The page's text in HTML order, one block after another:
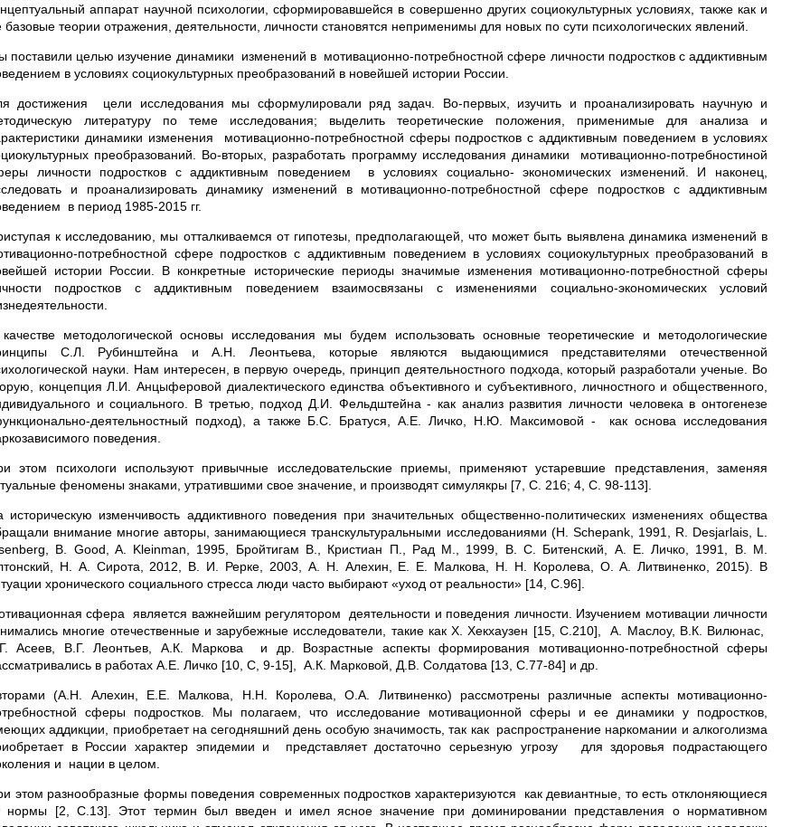
аппарат научной психологии, сформировавшейся в совершенно других социокультурных условиях, также как и
базовые теории отражения, деятельности, личности становятся неприменимы для новых по сути психологических явлений.
поставили целью изучение динамики изменений в мотивационно-потребностной сфере личности подростков с аддиктивным
в условиях социокультурных преобразований в новейшей истории России.
достижения цели исследования мы сформулировали ряд задач. Во-первых, изучить и проанализировать научную и
литературу по теме исследования; выделить теоретические положения, применимые для анализа и
динамики изменения мотивационно-потребностной сферы подростков с аддиктивным поведением в условиях
преобразований. Во-вторых, разработать программу исследования динамики мотивационно-потребностиной
личности подростков с аддиктивным поведением в условиях социально- экономических изменений. И наконец,
и проанализировать динамику изменений в мотивационно-потребностной сфере подростков с аддиктивным
в период 1985-2015 гг.
к исследованию, мы отталкиваемся от гипотезы, предполагающей, что может быть выявлена динамика изменений в
потребностной сфере подростков с аддиктивным поведением в условиях социокультурных преобразований в
истории России. В конкретные исторические периоды значимые изменения мотивационно-потребностной сферы
подростков с аддиктивным поведением взаимосвязаны с изменениями социально-экономических условий
методологической основы исследования мы будем использовать основные теорети­ческие и методологические
С.Л. Рубинштейна и А.Н. Леонтьева, которые являются выдающимися представителями отечественной
науки. Нам интересен, в первую очередь, принцип деятельностного подхода, который разработали ученые. Во
концепция Л.И. Анцыферовой диалектического единства объ­ективного и субъективного, личностного и общественного,
и социального. В третью, подход Д.И. Фельдштейна - как анализ развития личности человека в онтогенезе
деятельностный подход), а также Б.С. Братуся, А.Е. Личко, Н.Ю. Максимовой - как основа исследования
поведения.
этом психологи используют привычные исследовательские приемы, применяют устаревшие представления, заменяя
феномены знаками, утратившими свое значение, и производят симулякры [7, С. 216; 4, С. 98-113].
историческую изменчивость аддиктивного поведения при значительных общественно-политических изменениях общества
внимание многие авторы, занимающиеся транскультуральными исследованиями (Н. Schepank, 1991, R. Desjarlais, L.
B. Good, A. Kleinman, 1995, Бройтигам В., Кристиан П., Рад М., 1999, В. С. Битенский, А. Е. Личко, 1991, В. М.
Н. А. Сирота, 2012, В. И. Рерке, 2003, А. Н. Алехин, Е. Е. Малкова, Н. Н. Королева, О. А. Литвиненко, 2015). В
хронического социального стресса люди часто выбирают «уход от реальности» [14, С.96].
сфера является важнейшим регулятором деятельности и поведения личности. Изучением мотивации личности
многие отечественные и зарубежные исследователи, такие как Х. Хекхаузен [15, С.210], А. Маслоу, В.К. Вилюнас,
Асеев, В.Г. Леонтьев, А.К. Маркова и др. Возрастные аспекты формирования мотивационно-потребностной сферы
в работах А.Е. Личко [10, С, 9-15], А.К. Марковой, Д.В. Солдатова [13, С.77-84] и др.
(А.Н. Алехин, Е.Е. Малкова, Н.Н. Королева, О.А. Литвиненко) рассмотрены различные аспекты мотивационно-
сферы подростков. Мы полагаем, что исследование мотивационной сферы и ее динамики у подростков,
аддикции, приобретает на сегодняшний день особую значимость, так как распространение наркомании и алкоголизма
в России характер эпидемии и представляет достаточно серьезную угрозу для здоровья подрастающего
и нации в целом.
этом разнообразные формы поведения современных подростков характеризуются как девиантные, то есть отклоняющиеся
нормы [2, С.13]. Этот термин был введен и имел ясное значение при доминировании представления о нормативном